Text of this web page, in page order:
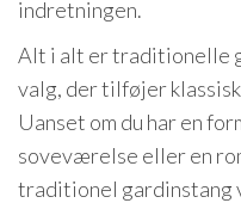
indretningen.
Alt i alt er traditionelle
valg, der tilføjer
Uanset om du har en
soveværelse eller en
traditionel gardinstang